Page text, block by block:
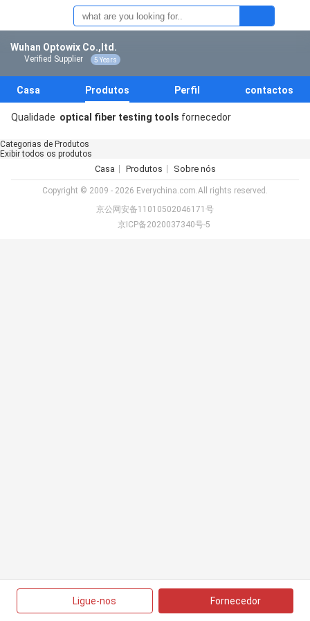
Wuhan Optowix Co.,ltd.
Verified Supplier 5 Years
Casa Produtos Perfil contactos
Qualidade optical fiber testing tools fornecedor
Categorias de Produtos
Exibir todos os produtos
Ligue-nos Fornecedor
Casa Produtos Sobre nós
Copyright © 2009 - 2026 Everychina.com.All rights reserved.
京公网安备11010502046171号
京ICP备2020037340号-5